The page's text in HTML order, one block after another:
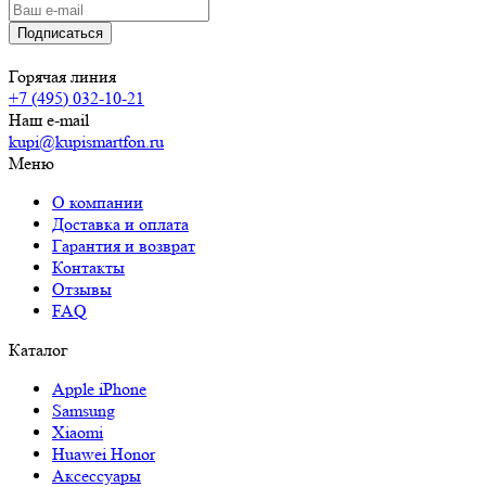
Горячая линия
+7 (495) 032-10-21
Наш e-mail
kupi@kupismartfon.ru
Меню
О компании
Доставка и оплата
Гарантия и возврат
Контакты
Отзывы
FAQ
Каталог
Apple iPhone
Samsung
Xiaomi
Huawei Honor
Аксессуары